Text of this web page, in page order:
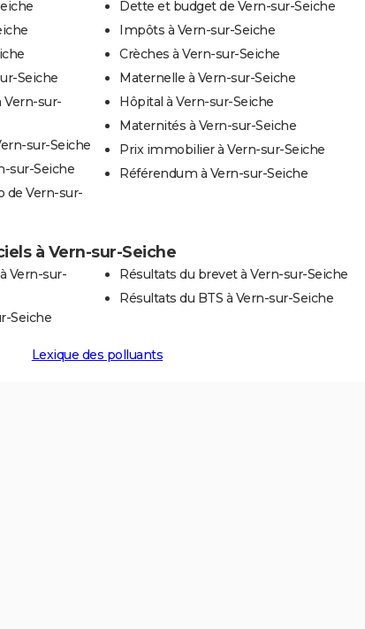
Seiche
Vern-sur-
sur-Seiche
sur-Seiche
de Vern-sur-
Dette et budget de Vern-sur-Seiche
Impôts à Vern-sur-Seiche
Crèches à Vern-sur-Seiche
Maternelle à Vern-sur-Seiche
Hôpital à Vern-sur-Seiche
Maternités à Vern-sur-Seiche
Prix immobilier à Vern-sur-Seiche
Référendum à Vern-sur-Seiche
à Vern-sur-Seiche
Vern-sur-
Seiche
Résultats du brevet à Vern-sur-Seiche
Résultats du BTS à Vern-sur-Seiche
Lexique des polluants